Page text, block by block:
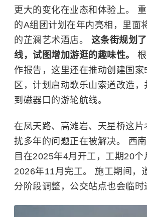
更大的变化在业态和体验上。
的A组团计划在年内亮相，里面
的芷澜艺术酒店。 这条街规划
线，试图增加游逛的趣味性。
作报告，这里还在推动创建国家
区，计划启动歌乐山索道改造，
到磁器口的游轮航线。
在凤天路、高滩岩、天星桥这片
扰多年的问题正在被解决。 西
目在2025年4月开工，工期20个
2026年11月完工。 施工期间，
分阶段调整，公交站点也会临时